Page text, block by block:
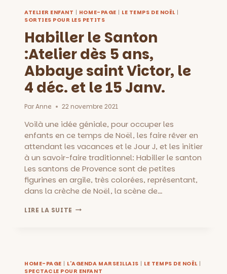
ATELIER ENFANT | HOME-PAGE | LE TEMPS DE NOËL|
SORTIES POUR LES PETITS
Habiller le Santon
:Atelier dès 5 ans,
Abbaye saint Victor, le
4 déc. et le 15 Janv.
ParAnne 22 novembre 2021
​Voilà une idée géniale, pour occuper les
enfants en ce temps de Noël, les faire rêver en
attendant les vacances et le Jour J, et les initier
à un savoir-faire traditionnel: Habiller le santon
Les santons de Provence sont de petites
figurines en argile, très colorées, représentant,
dans la crèche de Noël, la scène de…
LIRE LA SUITE HABILLER
ANS,
ABBAYE
HOME-PAGE | L'AGENDA MARSEILLAIS | LE TEMPS DE NOËL|
SPECTACLE POUR ENFANT